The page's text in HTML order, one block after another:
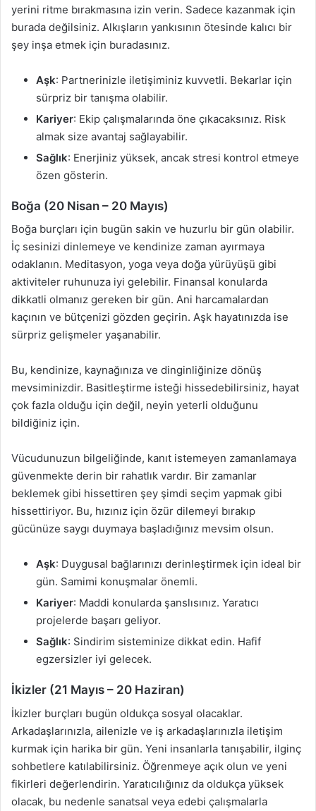
yerini ritme bırakmasına izin verin. Sadece kazanmak için
burada değilsiniz. Alkışların yankısının ötesinde kalıcı bir
şey inşa etmek için buradasınız.
Aşk: Partnerinizle iletişiminiz kuvvetli. Bekarlar için
sürpriz bir tanışma olabilir.
Kariyer: Ekip çalışmalarında öne çıkacaksınız. Risk
almak size avantaj sağlayabilir.
Sağlık: Enerjiniz yüksek, ancak stresi kontrol etmeye
özen gösterin.
Boğa (20 Nisan – 20 Mayıs)
Boğa burçları için bugün sakin ve huzurlu bir gün olabilir.
İç sesinizi dinlemeye ve kendinize zaman ayırmaya
odaklanın. Meditasyon, yoga veya doğa yürüyüşü gibi
aktiviteler ruhunuza iyi gelebilir. Finansal konularda
dikkatli olmanız gereken bir gün. Ani harcamalardan
kaçının ve bütçenizi gözden geçirin. Aşk hayatınızda ise
sürpriz gelişmeler yaşanabilir.
Bu, kendinize, kaynağınıza ve dinginliğinize dönüş
mevsiminizdir. Basitleştirme isteği hissedebilirsiniz, hayat
çok fazla olduğu için değil, neyin yeterli olduğunu
bildiğiniz için.
Vücudunuzun bilgeliğinde, kanıt istemeyen zamanlamaya
güvenmekte derin bir rahatlık vardır. Bir zamanlar
beklemek gibi hissettiren şey şimdi seçim yapmak gibi
hissettiriyor. Bu, hızınız için özür dilemeyi bırakıp
gücünüze saygı duymaya başladığınız mevsim olsun.
Aşk: Duygusal bağlarınızı derinleştirmek için ideal bir
gün. Samimi konuşmalar önemli.
Kariyer: Maddi konularda şanslısınız. Yaratıcı
projelerde başarı geliyor.
Sağlık: Sindirim sisteminize dikkat edin. Hafif
egzersizler iyi gelecek.
İkizler (21 Mayıs – 20 Haziran)
İkizler burçları bugün oldukça sosyal olacaklar.
Arkadaşlarınızla, ailenizle ve iş arkadaşlarınızla iletişim
kurmak için harika bir gün. Yeni insanlarla tanışabilir, ilginç
sohbetlere katılabilirsiniz. Öğrenmeye açık olun ve yeni
fikirleri değerlendirin. Yaratıcılığınız da oldukça yüksek
olacak, bu nedenle sanatsal veya edebi çalışmalarla